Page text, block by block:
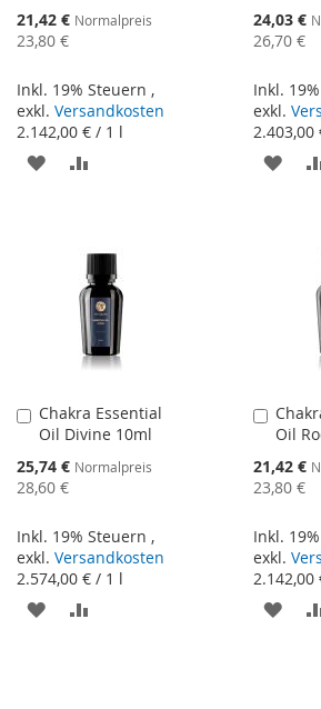
Sonderangebot
21,42 € Normalpreis
23,80 €
Inkl. 19% Steuern ,
exkl. Versandkosten
2.142,00 € / 1 l
ZUR
24,03 €
26,70 €
Inkl.
exkl.
2.403,00
ZUR
Chakra Essential
Oil Divine 10ml
Sonderangebot
25,74 € Normalpreis
28,60 €
Inkl. 19% Steuern ,
exkl. Versandkosten
2.574,00 € / 1 l
In
den
ZUR
Oil
21,42 €
23,80 €
Inkl.
exkl.
2.142,00
In
den
ZUR